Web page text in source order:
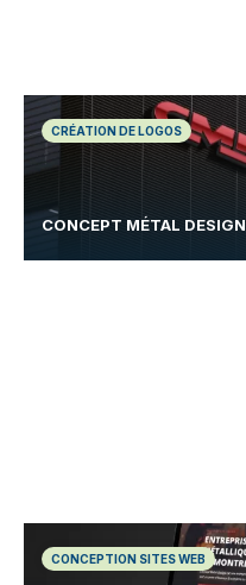
CRÉATION DE LOGOS
CONCEPT MÉTAL DESIGN
CONCEPTION SITES WEB